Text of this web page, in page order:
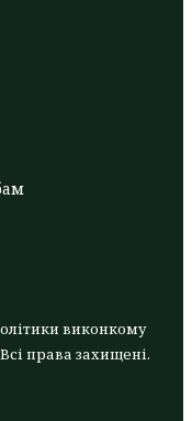
виконкому
права захищені.